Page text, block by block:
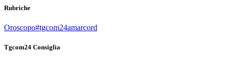
Rubriche
Oroscopo#tgcom24amarcord
Tgcom24 Consiglia